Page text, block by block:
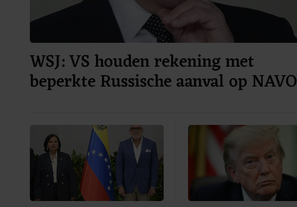
WSJ: VS houden rekening met
beperkte Russische aanval op NAVO